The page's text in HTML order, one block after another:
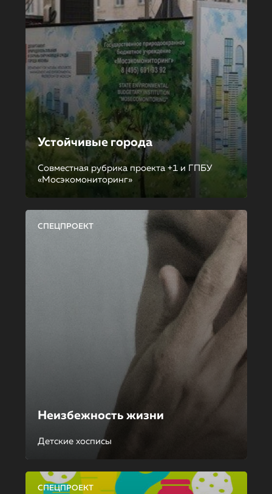
Устойчивые города
Совместная рубрика проекта +1 и ГПБУ
«Мосэкомониторинг»
СПЕЦПРОЕКТ
Неизбежность жизни
Детские хосписы
СПЕЦПРОЕКТ